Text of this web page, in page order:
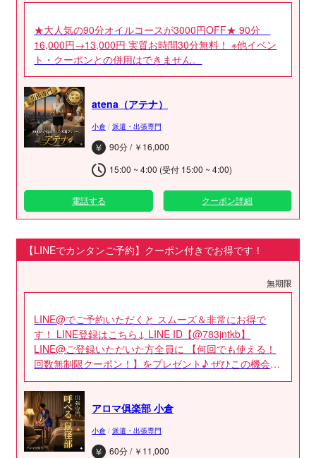
★大人気の90分オイルコースが3000円OFF★ 90分
16,000円→13,000円 実質お時間30分無料！ ※他イベン
ト・クーポンとの併用はできません。
atena（アテナ）
小倉 / 派遣・出張専門
90分 / ￥16,000
15:00 ~ 4:00 (受付 15:00 ~ 4:00)
電話する クーポン詳細
【LINEでカンタンご予約】クーポン付きでお得です！
無期限
LINE@でご予約いただくと スムーズ＆非常にお得で
す！ LINE登録はこちら↓ LINE ID【@783jntkb】
LINE@ご登録いただいた方全員に 【何回でも使える！
回数無制限クーポン！】をプレゼント♪ ぜひこの機会に
ご登録くださいませ！ クーポン内容 90分コース
→《1000円OFF》 120分コース→《3000円OFF》 ご予
約お待ちしております♡
アロマ俱楽部 小倉
小倉 / 派遣・出張専門
60分 / ￥11,000